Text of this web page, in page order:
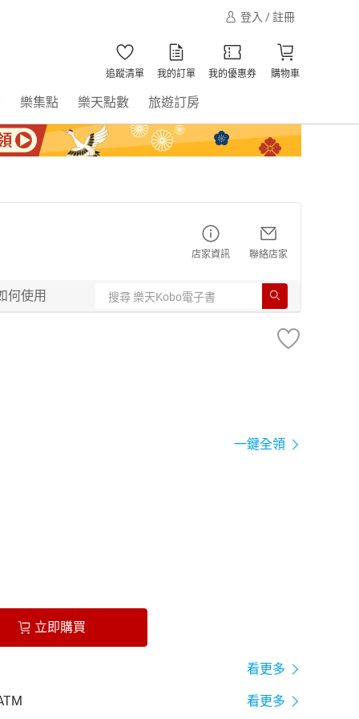
登入 / 註冊
追蹤清單 我的訂單 我的優惠券 購物車
樂集點 樂天點數 旅遊訂房
店家資訊 聯絡店家
何使用
一鍵全領
立即購買
看更多
看更多